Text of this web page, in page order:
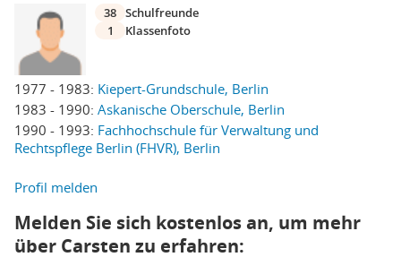
1977 - 1983: Kiepert-Grundschule, Berlin
1983 - 1990: Askanische Oberschule, Berlin
1990 - 1993: Fachhochschule für Verwaltung und
Rechtspflege Berlin (FHVR), Berlin
38 Schulfreunde
1
Klassenfoto
Profil melden
Melden Sie sich kostenlos an, um mehr
über Carsten zu erfahren: